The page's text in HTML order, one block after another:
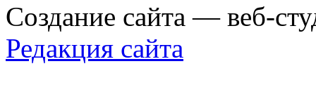
Создание сайта — веб-
Редакция сайта